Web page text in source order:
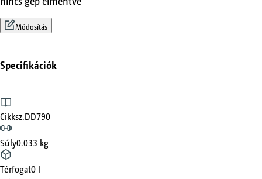
Módosítás
Specifikációk
Cikksz.DD790
Súly0.033 kg
Térfogat0 l